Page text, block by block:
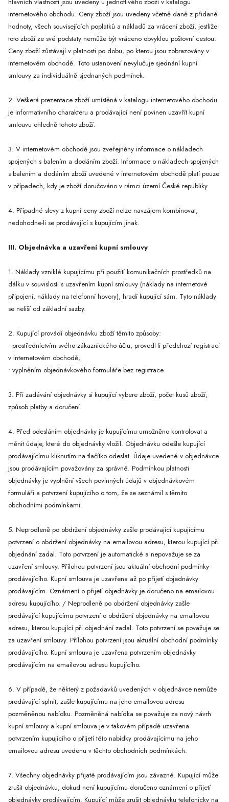
hlavních vlastností jsou uvedeny u jednotlivého zboží v katalogu
internetového obchodu. Ceny zboží jsou uvedeny včetně daně z přidané
hodnoty, všech souvisejících poplatků a nákladů za vrácení zboží, jestliže
toto zboží ze své podstaty nemůže být vráceno obvyklou poštovní cestou.
Ceny zboží zůstávají v platnosti po dobu, po kterou jsou zobrazovány v
internetovém obchodě. Toto ustanovení nevylučuje sjednání kupní
smlouvy za individuálně sjednaných podmínek.
2. Veškerá prezentace zboží umístěná v katalogu internetového obchodu
je informativního charakteru a prodávající není povinen uzavřít kupní
smlouvu ohledně tohoto zboží.
3. V internetovém obchodě jsou zveřejněny informace o nákladech
spojených s balením a dodáním zboží. Informace o nákladech spojených
s balením a dodáním zboží uvedené v internetovém obchodě platí pouze
v případech, kdy je zboží doručováno v rámci území České republiky.
4. Případné slevy z kupní ceny zboží nelze navzájem kombinovat,
nedohodne-li se prodávající s kupujícím jinak.
III. Objednávka a uzavření kupní smlouvy
1. Náklady vzniklé kupujícímu při použití komunikačních prostředků na
dálku v souvislosti s uzavřením kupní smlouvy (náklady na internetové
připojení, náklady na telefonní hovory), hradí kupující sám. Tyto náklady
se neliší od základní sazby.
2. Kupující provádí objednávku zboží těmito způsoby:
• prostřednictvím svého zákaznického účtu, provedl-li předchozí registraci
v internetovém obchodě,
• vyplněním objednávkového formuláře bez registrace.
3. Při zadávání objednávky si kupující vybere zboží, počet kusů zboží,
způsob platby a doručení.
4. Před odesláním objednávky je kupujícímu umožněno kontrolovat a
měnit údaje, které do objednávky vložil. Objednávku odešle kupující
prodávajícímu kliknutím na tlačítko odeslat. Údaje uvedené v objednávce
jsou prodávajícím považovány za správné. Podmínkou platnosti
objednávky je vyplnění všech povinných údajů v objednávkovém
formuláři a potvrzení kupujícího o tom, že se seznámil s těmito
obchodními podmínkami.
5. Neprodleně po obdržení objednávky zašle prodávající kupujícímu
potvrzení o obdržení objednávky na emailovou adresu, kterou kupující při
objednání zadal. Toto potvrzení je automatické a nepovažuje se za
uzavření smlouvy. Přílohou potvrzení jsou aktuální obchodní podmínky
prodávajícího. Kupní smlouva je uzavřena až po přijetí objednávky
prodávajícím. Oznámení o přijetí objednávky je doručeno na emailovou
adresu kupujícího. / Neprodleně po obdržení objednávky zašle
prodávající kupujícímu potvrzení o obdržení objednávky na emailovou
adresu, kterou kupující při objednání zadal. Toto potvrzení se považuje se
za uzavření smlouvy. Přílohou potvrzení jsou aktuální obchodní podmínky
prodávajícího. Kupní smlouva je uzavřena potvrzením objednávky
prodávajícím na emailovou adresu kupujícího.
6. V případě, že některý z požadavků uvedených v objednávce nemůže
prodávající splnit, zašle kupujícímu na jeho emailovou adresu
pozměněnou nabídku. Pozměněná nabídka se považuje za nový návrh
kupní smlouvy a kupní smlouva je v takovém případě uzavřena
potvrzením kupujícího o přijetí této nabídky prodávajícímu na jeho
emailovou adresu uvedenu v těchto obchodních podmínkách.
7. Všechny objednávky přijaté prodávajícím jsou závazné. Kupující může
zrušit objednávku, dokud není kupujícímu doručeno oznámení o přijetí
objednávky prodávajícím. Kupující může zrušit objednávku telefonicky na